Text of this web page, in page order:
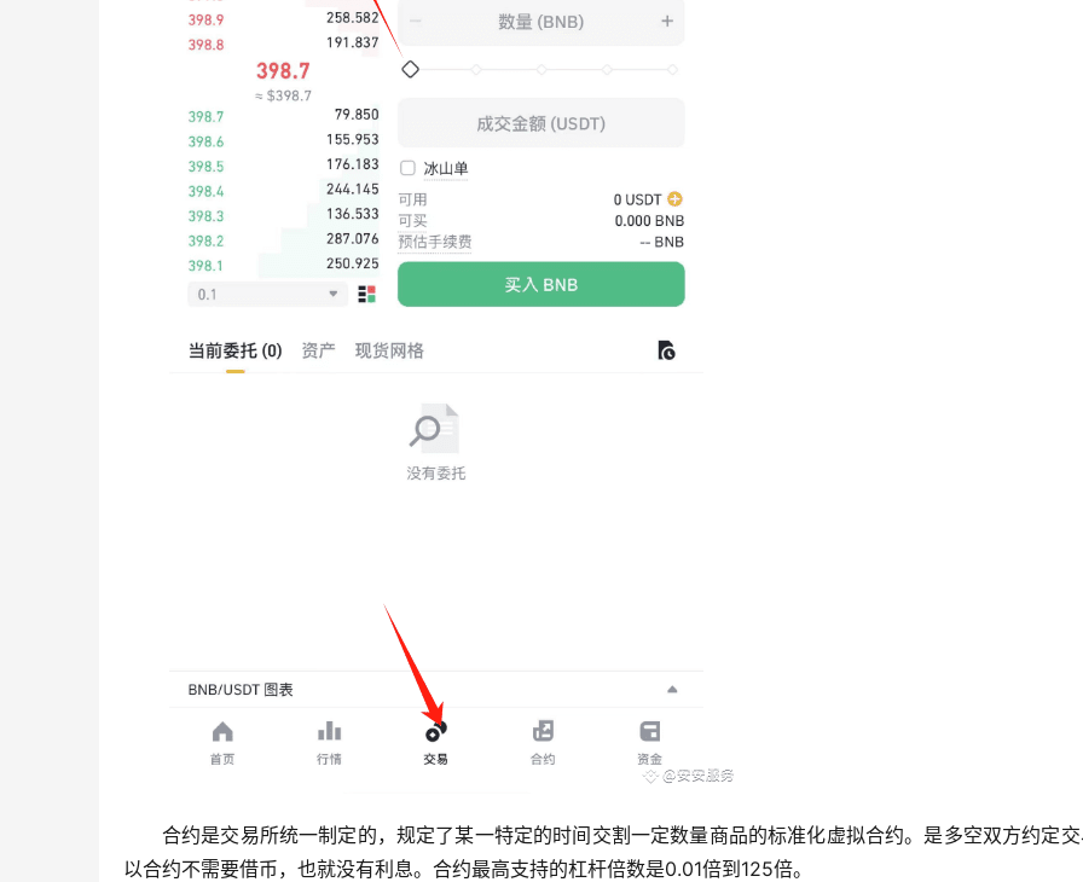
合约是交易所统一制定的，规定了某一特定的时间交割一定数量商品的标准化虚拟合约。是多空双方约定
以合约不需要借币，也就没有利息。合约最高支持的杠杆倍数是0.01倍到125倍。